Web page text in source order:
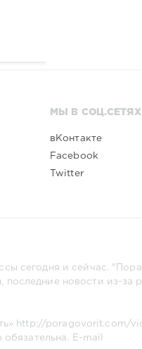
МЫ В СОЦ.СЕТЯХ
вКонтакте
Facebook
Twitter
сегодня и сейчас. "Пора
новости из-за
http://poragovorit.com/
обязательна. E-mail